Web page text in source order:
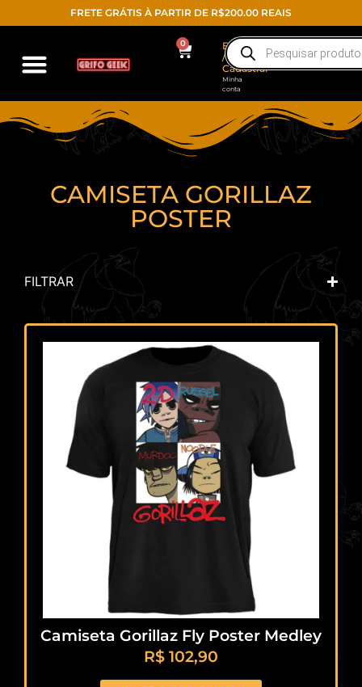
FRETE GRÁTIS À PARTIR DE R$200.00 REAIS
0
Entrar
/
Cadastrar
Minha
conta
CAMISETA GORILLAZ
POSTER
FILTRAR
Camiseta Gorillaz Fly Poster Medley
R$ 102,90